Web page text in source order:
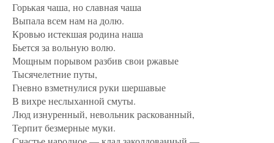
Горькая чаша, но славная чаша
Выпала всем нам на долю.
Кровью истекшая родина наша
Бьется за вольную волю.
Мощным порывом разбив свои ржавые
Тысячелетние путы,
Гневно взметнулися руки шершавые
В вихре неслыханной смуты.
Люд изнуренный, невольник раскованный,
Терпит безмерные муки.